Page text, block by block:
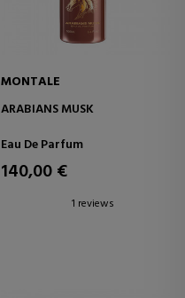
MONTALE
ARABIANS MUSK
Eau De Parfum
140,00 €
1 reviews